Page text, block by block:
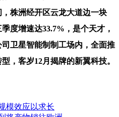
株洲经开区云龙大道边一块
度增速达33.7%，是个天才，
卫星智能制制工场内，全面推
，客岁12月揭牌的新翼科技。
模效应以求长